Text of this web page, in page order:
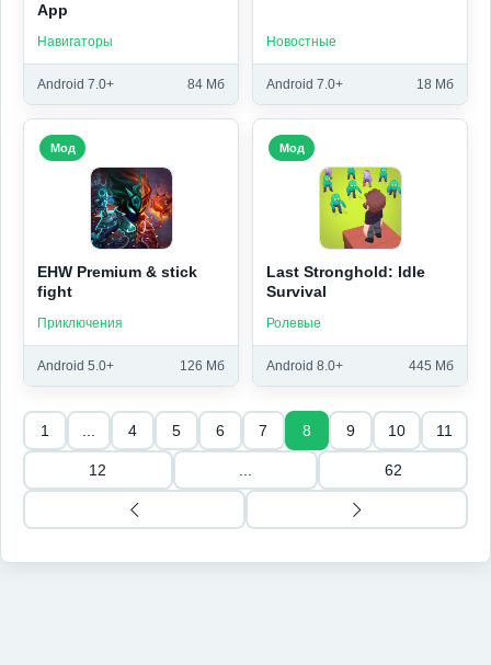
App
Навигаторы
Android 7.0+ 84 Мб
Новостные
Android 7.0+ 18 Мб
EHW Premium & stick
fight
Приключения
Android 5.0+ 126 Мб
Мод
Last Stronghold: Idle
Survival
Ролевые
Android 8.0+ 445 Мб
Мод
1 4 5 6 7 8 9 10 11
12 62